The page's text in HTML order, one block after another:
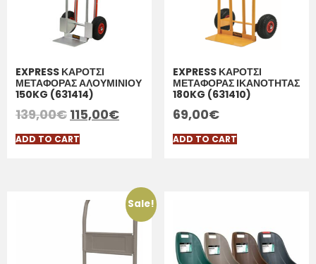
EXPRESS ΚΑΡΟΤΣΙ
ΜΕΤΑΦΟΡΑΣ ΑΛΟΥΜΙΝΙΟΥ
150KG (631414)
139,00€ 115,00€
ADD TO CART
EXPRESS ΚΑΡΟΤΣΙ
ΜΕΤΑΦΟΡΑΣ ΙΚΑΝΟΤΗΤΑΣ
180KG (631410)
69,00€
ADD TO CART
Sale!